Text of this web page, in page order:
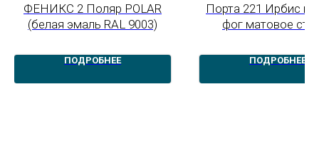
ФЕНИКС 2 Поляр POLAR
(белая эмаль RAL 9003)
ПОДРОБНЕЕ
Порта 221 Ирбис
фог матовое
ПОДРОБНЕЕ